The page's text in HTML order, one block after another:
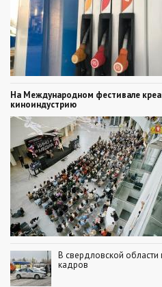
На Международном фестивале
киноиндустрию
В свердловской области
кадров